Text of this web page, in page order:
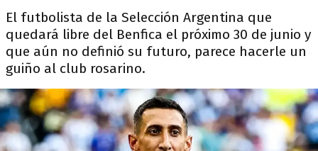
El futbolista de la Selección Argentina que
quedará libre del Benfica el próximo 30 de junio y
que aún no definió su futuro, parece hacerle un
guiño al club rosarino.